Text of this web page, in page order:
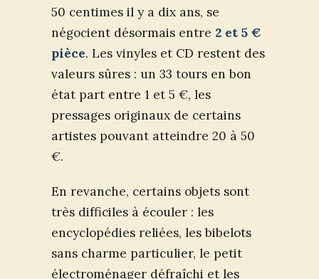
50 centimes il y a dix ans, se
négocient désormais entre 2 et 5 €
pièce. Les vinyles et CD restent des
valeurs sûres : un 33 tours en bon
état part entre 1 et 5 €, les
pressages originaux de certains
artistes pouvant atteindre 20 à 50
€.
En revanche, certains objets sont
très difficiles à écouler : les
encyclopédies reliées, les bibelots
sans charme particulier, le petit
électroménager défraîchi et les